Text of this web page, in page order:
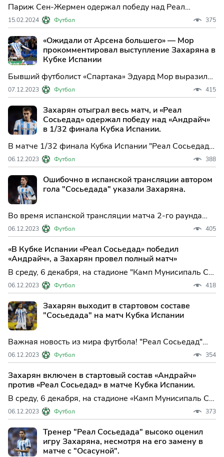
Париж Сен-Жермен одержал победу над Реал
Сосьедад со счетом 2:0 в первом матче 1/16 финала
Лиги Чемпионов. Первый гол забил Килиан Мбаппе, а
второй добавил Брэдли Баркола.
15.02.2024 Футбол 375
«Ожидали от Арсена большего» — Мор
прокомментировал выступление Захаряна в
Кубке Испании
Бывший футболист «Спартака» Эдуард Мор выразил
свое мнение о выступлении Арсена Захаряна в матче
Кубка Испании. По словам Мора, российский
полузащитник не смог проявить себя должным
образом.
07.12.2023 Футбол 415
Захарян отыграл весь матч, и «Реал
Сосьедад» одержал победу над «Андрайч»
в 1/32 финала Кубка Испании.
В матче 1/32 финала Кубка Испании "Реал Сосьедад"
одержал победу над клубом "Андрайч" из 4‑го
дивизиона. Встреча завершилась со счетом 1:0, и
единственный мяч на 56‑й минуте забил Андре Силва.
06.12.2023 Футбол 388
Ошибочно в испанской трансляции автором
гола "Сосьедада" указали Захаряна.
Во время испанской трансляции матча 2-го раунда
Кубка Испании произошла ошибка, связанная с
указанием авторства гола «Реала Сосьедад» в ворота
«Андрайча» (1:0). Российскому игроку Арсену
Захаряну был ошибочно приписан этот гол.
06.12.2023 Футбол 405
«В Кубке Испании «Реал Сосьедад» победил
«Андрайч», а Захарян провел полный матч»
В среду, 6 декабря, на стадионе "Камп Мунисипаль Са
Плана" в Андрайче, Испания, состоялся матч второго
раунда Кубка Испании между командами "Андрайч" и
"Реал Сосьедад" из Сан-Себастьяна. Главным
арбитром встречи был Хосе Санчес Мартинес.
06.12.2023 Футбол 418
Захарян выходит в стартовом составе
"Сосьедада" на матч Кубка Испании
Важная новость из мира футбола! "Реал Сосьедад"
готовится к своему первому матчу в 1/32 финала
Кубка России против команды "Андрайча". И сегодня
был объявлен стартовый состав команды "Реал
Сосьедад" на эту встречу.
06.12.2023 Футбол 354
Захарян включен в стартовый состав «Андрайч»
против «Реал Сосьедад» в матче Кубка Испании.
В среду, 6 декабря, на стадионе «Камп Мунисипаль Са
Плана» в Андрайче, Испания, состоится матч 2-го
раунда Кубка Испании между командами «Андрайч» и
«Реал Сосьедад» из Сан-Себастьяна. Начало игры
запланировано на 18:00 мск.
06.12.2023 Футбол 373
Тренер "Реал Сосьедада" высоко оценил
игру Захаряна, несмотря на его замену в
матче с "Осасуной".